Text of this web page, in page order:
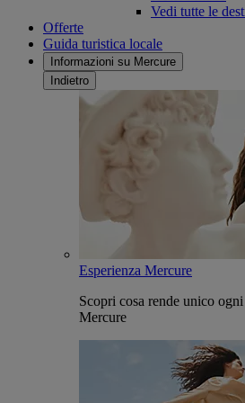
Vedi tutte le
Offerte
Guida turistica locale
Informazioni su Mercure
Indietro
Esperienza Mercure
Scopri cosa rende unico
Mercure